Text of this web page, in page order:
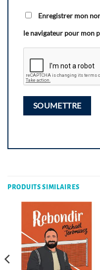
Enregistrer mon
le navigateur pour mon
PRODUITS SIMILAIRES